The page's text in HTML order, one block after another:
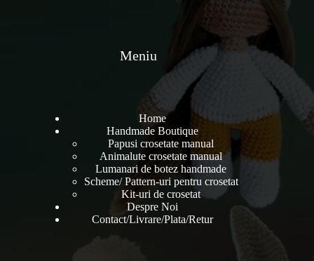
Meniu
Contact
Home
Handmade Boutique
Papusi crosetate manual
Animalute crosetate manual
Lumanari de botez handmade
Scheme/ Pattern-uri pentru crosetat
Kit-uri de crosetat
Despre Noi
Contact/Livrare/Plata/Retur